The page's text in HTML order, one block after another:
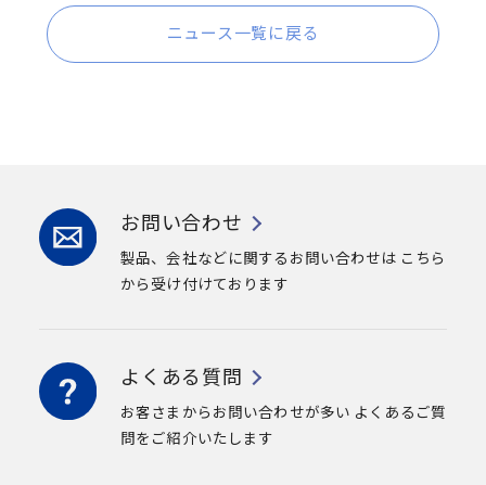
ニュース一覧に戻る
お問い合わせ
製品、会社などに関するお問い合わせは こちら
から受け付けております
よくある質問
お客さまからお問い合わせが多い よくあるご質
問をご紹介いたします